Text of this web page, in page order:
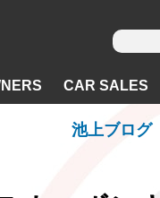
CAR SALES
池上ブログ